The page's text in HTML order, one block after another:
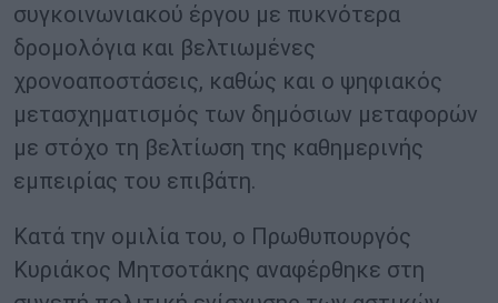
συγκοινωνιακού έργου με πυκνότερα
δρομολόγια και βελτιωμένες
χρονοαποστάσεις, καθώς και ο ψηφιακός
μετασχηματισμός των δημόσιων μεταφορών
με στόχο τη βελτίωση της καθημερινής
εμπειρίας του επιβάτη.
Κατά την ομιλία του, ο Πρωθυπουργός
Κυριάκος Μητσοτάκης αναφέρθηκε στη